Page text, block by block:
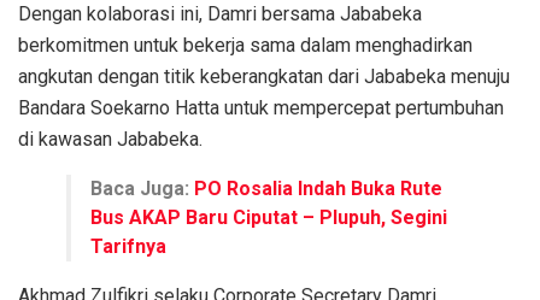
Dengan kolaborasi ini, Damri bersama Jababeka
berkomitmen untuk bekerja sama dalam menghadirkan
angkutan dengan titik keberangkatan dari Jababeka menuju
Bandara Soekarno Hatta untuk mempercepat pertumbuhan
di kawasan Jababeka.
Baca Juga: PO Rosalia Indah Buka Rute
Bus AKAP Baru Ciputat – Plupuh, Segini
Tarifnya